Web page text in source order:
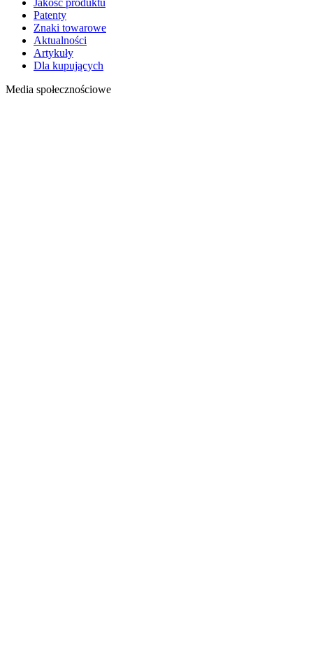
Patenty
Znaki towarowe
Aktualności
Artykuły
Dla kupujących
Media społecznościowe